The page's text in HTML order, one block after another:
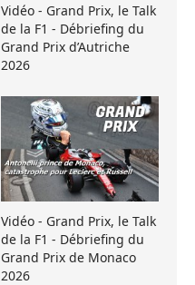
Vidéo - Grand Prix, le Talk
de la F1 - Débriefing du
Grand Prix d’Autriche
2026
Vidéo - Grand Prix, le Talk
de la F1 - Débriefing du
Grand Prix de Monaco
2026